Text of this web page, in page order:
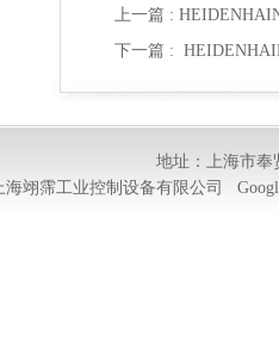
上一篇 :
下一篇 :
地址：上海市奉
海翊霈工业控制设备有限公司